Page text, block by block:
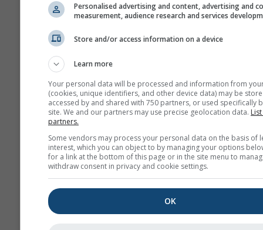
Personalised advertising and content, advertising and
measurement, audience research and services
Store and/or access information on a device
Learn more
Your personal data will be processed and information from
(cookies, unique identifiers, and other device data) may be
accessed by and shared with 750 partners, or used specifically
site. We and our partners may use precise geolocation data.
partners.
Some vendors may process your personal data on the basis of
interest, which you can object to by managing your options
for a link at the bottom of this page or in the site menu to
withdraw consent in privacy and cookie settings.
OK